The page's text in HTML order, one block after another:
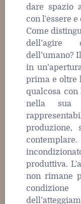
dare spazio
con l'essere e
Come
dell’agire
dell’umano?
in
prima e oltre
qualcosa con
nella sua
produzione,
produttiva.
non rimane